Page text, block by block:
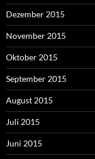
Dezember 2015
November 2015
Oktober 2015
September 2015
August 2015
Juli 2015
Juni 2015